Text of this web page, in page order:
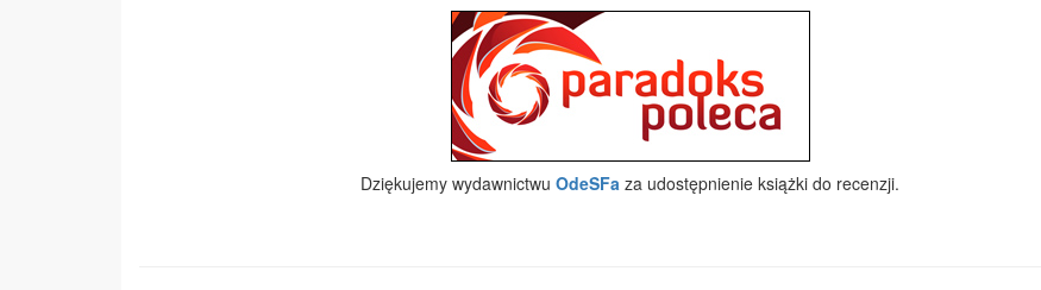
Dziękujemy wydawnictwu OdeSFa za udostępnienie książki do recenzji.